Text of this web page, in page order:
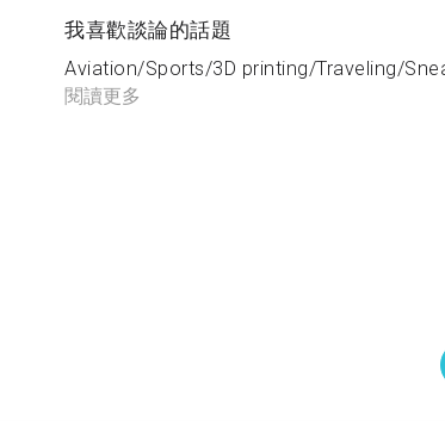
我喜歡談論的話題
Aviation/Sports/3D printing/Traveling/
閱讀更多